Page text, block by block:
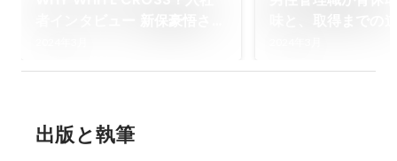
出版と執筆